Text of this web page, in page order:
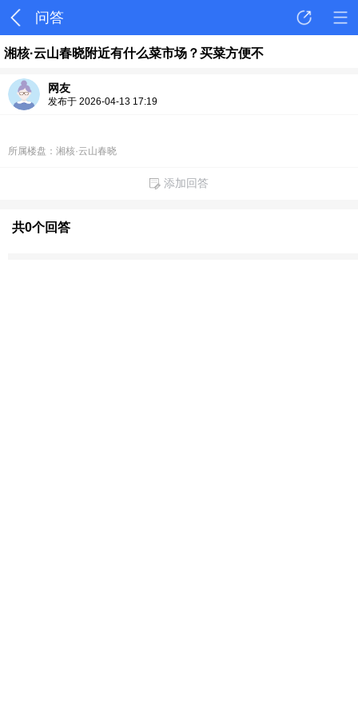
问答
湘核·云山春晓附近有什么菜市场？买菜方便不
网友
发布于 2026-04-13 17:19
所属楼盘：湘核·云山春晓
添加回答
共0个回答